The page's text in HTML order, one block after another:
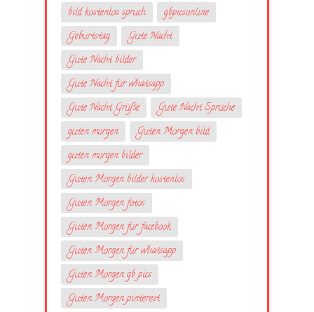
bild kostenlos spruch
gbpicsonline
Geburtstag
Gute Nacht
Gute Nacht bilder
Gute Nacht für whatsapp
Gute Nacht Grüße
Gute Nacht Sprüche
guten morgen
Guten Morgen bild
guten morgen bilder
Guten Morgen bilder kostenlos
Guten Morgen fotos
Guten Morgen für facebook
Guten Morgen für whatsapp
Guten Morgen gb pics
Guten Morgen pinterest